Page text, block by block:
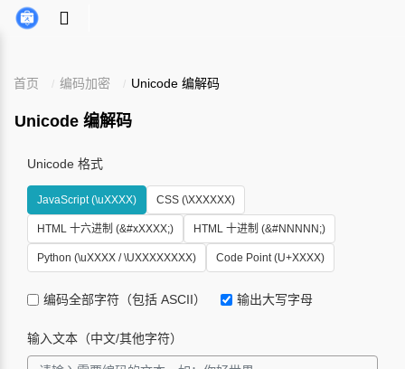
首页 编码加密 Unicode 编解码
Unicode 编解码
Unicode 格式
JavaScript (\uXXXX) CSS (\XXXXXX)
HTML 十六进制 (&#xXXXX;) HTML 十进制 (&#NNNNN;)
Python (\uXXXX / \UXXXXXXXX) Code Point (U+XXXX)
编码全部字符（包括 ASCII） 输出大写字母
输入文本（中文/其他字符）